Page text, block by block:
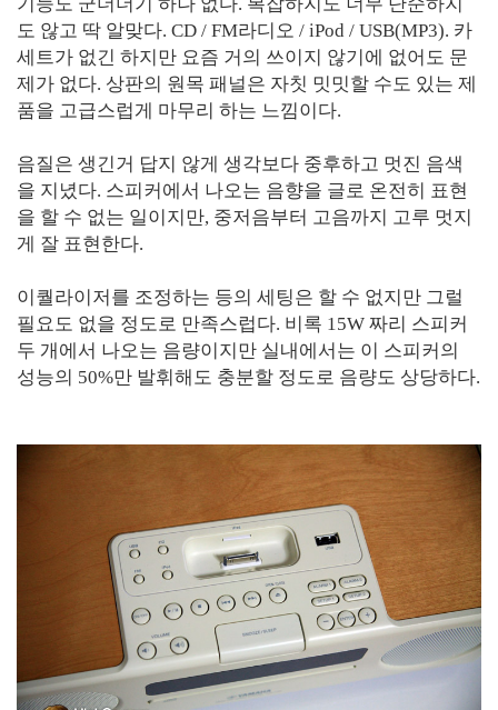
도 않고 딱 알맞다. CD / FM라디오 / iPod / USB(MP3). 카
세트가 없긴 하지만 요즘 거의 쓰이지 않기에 없어도 문
제가 없다. 상판의 원목 패널은 자칫 밋밋할 수도 있는 제
품을 고급스럽게 마무리 하는 느낌이다.
음질은 생긴거 답지 않게 생각보다 중후하고 멋진 음색
을 지녔다. 스피커에서 나오는 음향을 글로 온전히 표현
을 할 수 없는 일이지만, 중저음부터 고음까지 고루 멋지
게 잘 표현한다.
이퀄라이저를 조정하는 등의 세팅은 할 수 없지만 그럴
필요도 없을 정도로 만족스럽다. 비록 15W 짜리 스피커
두 개에서 나오는 음량이지만 실내에서는 이 스피커의
성능의 50%만 발휘해도 충분할 정도로 음량도 상당하다.